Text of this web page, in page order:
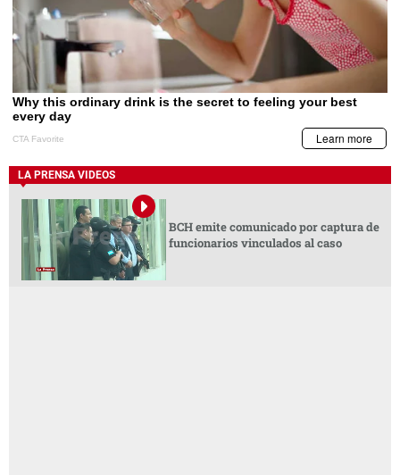
LA PRENSA VIDEOS
BCH emite comunicado por captura de
funcionarios vinculados al caso